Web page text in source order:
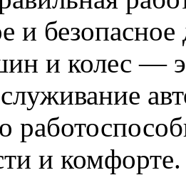
и
и колес —
и